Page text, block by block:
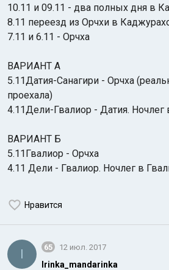
10.11 и 09.11 - два полных дня в
8.11 переезд из Орчхи в
7.11 и 6.11 - Орчха
ВАРИАНТ А
5.11Датия-Санагири - Орчха
проехала)
4.11Дели-Гвалиор - Датия. Ночлег
ВАРИАНТ Б
5.11Гвалиор - Орчха
4.11 Дели - Гвалиор. Ночлег в
Нравится
I 65 12 июл. 2017
Irinka_mandarinka